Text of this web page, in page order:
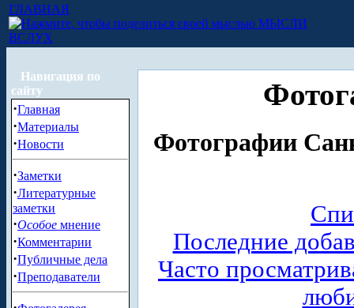
ГЛАВНАЯ
МЫСЛИ
ВСЛУХ
Навигация по
сайту
·Главная
·Материалы
·Новости
·Заметки
·Литературные
заметки
·Особое мнение
·Комментарии
·Публичные дела
·Преподаватели
Фотографии
Последние
Часто